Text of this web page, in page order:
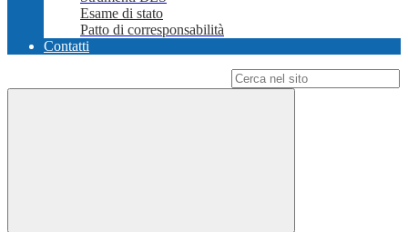
Esame di stato
Patto di corresponsabilità
Contatti